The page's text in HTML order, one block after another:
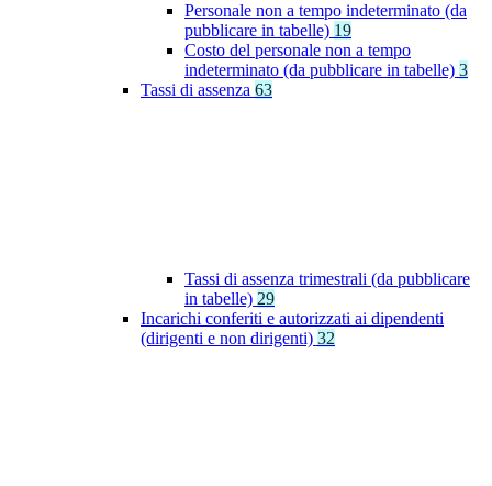
Personale non a tempo indeterminato (da
pubblicare in tabelle) 19
Costo del personale non a tempo
indeterminato (da pubblicare in tabelle) 3
Tassi di assenza 63
Tassi di assenza trimestrali (da pubblicare
in tabelle) 29
Incarichi conferiti e autorizzati ai dipendenti
(dirigenti e non dirigenti) 32